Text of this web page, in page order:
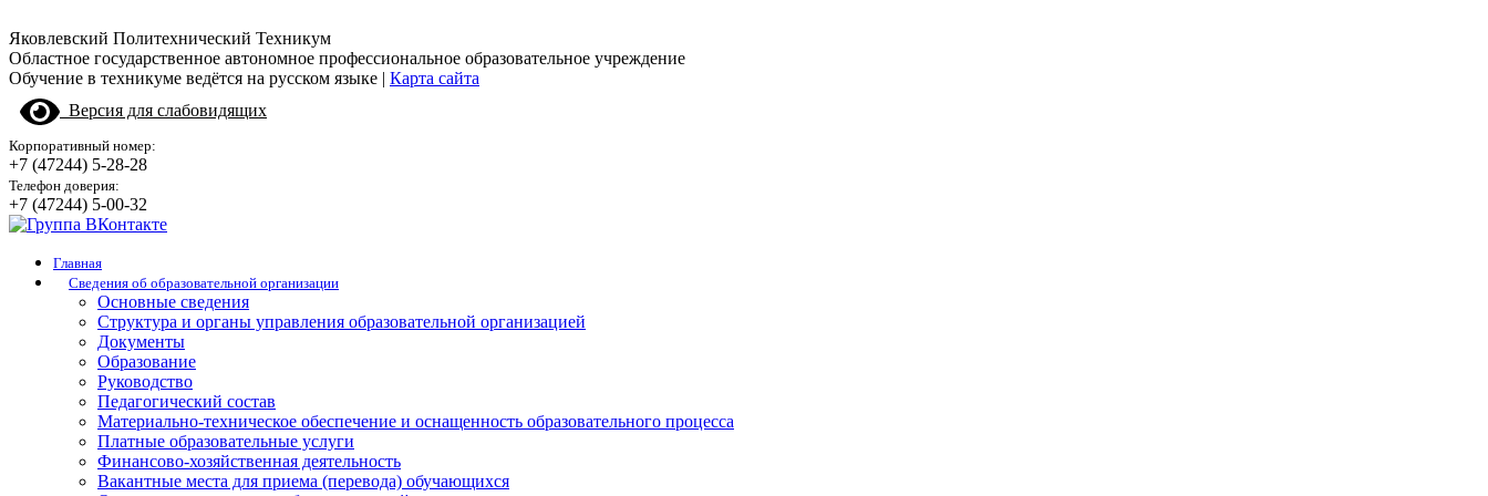
Яковлевский Политехнический Техникум
Областное государственное автономное профессиональное образовательное учреждение
Обучение в техникуме ведётся на русском языке | Карта сайта
Версия для слабовидящих
Корпоративный номер:
+7 (47244) 5-28-28
Телефон доверия:
+7 (47244) 5-00-32
Главная
Сведения об образовательной организации
Основные сведения
Структура и органы управления образовательной организацией
Документы
Образование
Руководство
Педагогический состав
Материально-техническое обеспечение и оснащенность образовательного процесса
Платные образовательные услуги
Финансово-хозяйственная деятельность
Вакантные места для приема (перевода) обучающихся